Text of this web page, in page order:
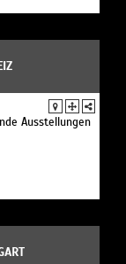
Ausstellungen